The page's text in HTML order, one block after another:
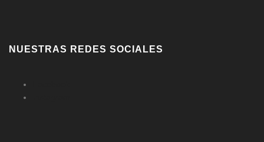
NUESTRAS REDES SOCIALES